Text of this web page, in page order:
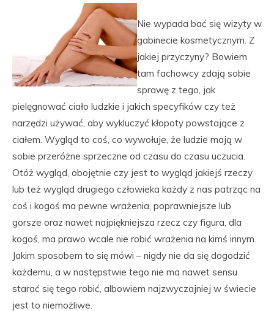
Nie wypada bać się wizyty w
gabinecie kosmetycznym. Z
jakiej przyczyny? Bowiem
tam fachowcy zdają sobie
sprawę z tego, jak
pielęgnować ciało ludzkie i jakich specyfików czy też
narzędzi używać, aby wykluczyć kłopoty powstające z
ciałem. Wygląd to coś, co wywołuje, że ludzie mają w
sobie przeróżne sprzeczne od czasu do czasu uczucia.
Otóż wygląd, obojętnie czy jest to wygląd jakiejś rzeczy
lub też wygląd drugiego człowieka każdy z nas patrząc na
coś i kogoś ma pewne wrażenia, poprawniejsze lub
gorsze oraz nawet najpiękniejsza rzecz czy figura, dla
kogoś, ma prawo wcale nie robić wrażenia na kimś innym.
Jakim sposobem to się mówi – nigdy nie da się dogodzić
każdemu, a w następstwie tego nie ma nawet sensu
starać się tego robić, albowiem najzwyczajniej w świecie
jest to niemożliwe.